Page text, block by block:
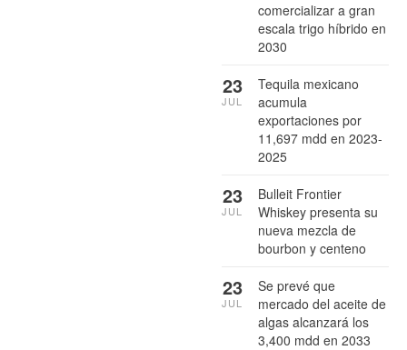
comercializar a gran
escala trigo híbrido en
2030
Tequila mexicano
acumula
exportaciones por
11,697 mdd en 2023-
2025
23
JUL
Bulleit Frontier
Whiskey presenta su
nueva mezcla de
bourbon y centeno
23
JUL
Se prevé que
mercado del aceite de
algas alcanzará los
3,400 mdd en 2033
23
JUL